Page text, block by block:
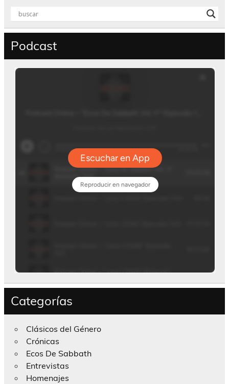
Podcast
Categorías
Clásicos del Género
Crónicas
Ecos De Sabbath
Entrevistas
Homenajes